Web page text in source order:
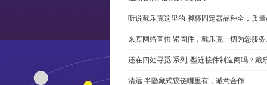
听说戴乐克这里的 脚杯固定器品种全，质
来宾网络直供 紧固件，戴乐克一切为您服
还在四处寻觅 系列p型连接件制造商吗？戴
清远 半隐藏式铰链哪里有，诚意合作